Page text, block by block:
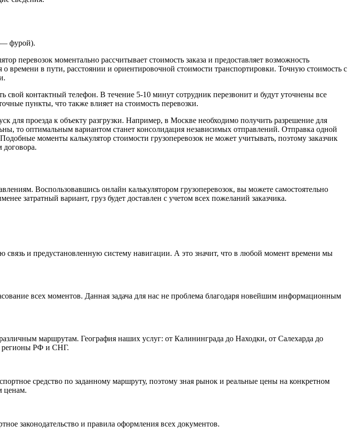
— фурой).
перевозок моментально рассчитывает стоимость заказа и предоставляет возможность
времени в пути, расстоянии и ориентировочной стоимости транспортировки. Точную стоимость с
свой контактный телефон. В течение 5-10 минут сотрудник перезвонит и будут уточнены все
пункты, что также влияет на стоимость перевозки.
для проезда к объекту разгрузки. Например, в Москве необходимо получить разрешение для
то оптимальным вариантом станет консолидация независимых отправлений. Отправка одной
моменты калькулятор стоимости грузоперевозок не может учитывать, поэтому заказчик
договора.
Воспользовавшись онлайн калькулятором грузоперевозок, вы можете самостоятельно
затратный вариант, груз будет доставлен с учетом всех пожеланий заказчика.
и предустановленную систему навигации. А это значит, что в любой момент времени мы
всех моментов. Данная задача для нас не проблема благодаря новейшим информационным
маршрутам. География наших услуг: от Калининграда до Находки, от Салехарда до
регионы РФ и СНГ.
средство по заданному маршруту, поэтому зная рынок и реальные цены на конкретном
ценам.
законодательство и правила оформления всех документов.